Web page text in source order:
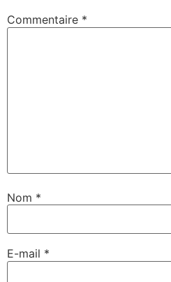
Commentaire *
Nom *
E-mail *